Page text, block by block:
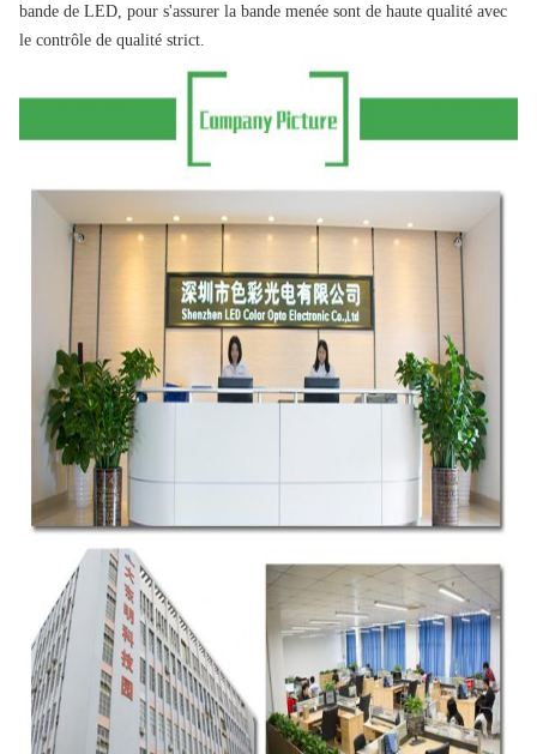
bande de LED, pour s'assurer la bande menée sont de haute qualité avec
le contrôle de qualité strict.